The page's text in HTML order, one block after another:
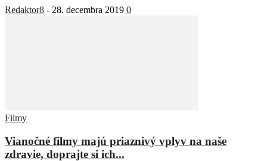
Redaktor8 - 28. decembra 2019 0
Filmy
Vianočné filmy majú priaznivý vplyv na naše
zdravie, doprajte si ich...